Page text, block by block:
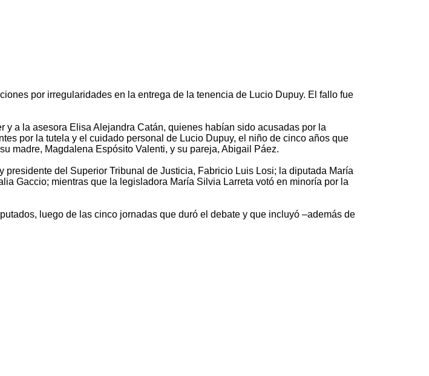
por irregularidades en la entrega de la tenencia de Lucio Dupuy. El fallo fue
a la asesora Elisa Alejandra Catán, quienes habían sido acusadas por la
por la tutela y el cuidado personal de Lucio Dupuy, el niño de cinco años que
madre, Magdalena Espósito Valenti, y su pareja, Abigail Páez.
del Superior Tribunal de Justicia, Fabricio Luis Losi; la diputada María
Gaccio; mientras que la legisladora María Silvia Larreta votó en minoría por la
luego de las cinco jornadas que duró el debate y que incluyó –además de